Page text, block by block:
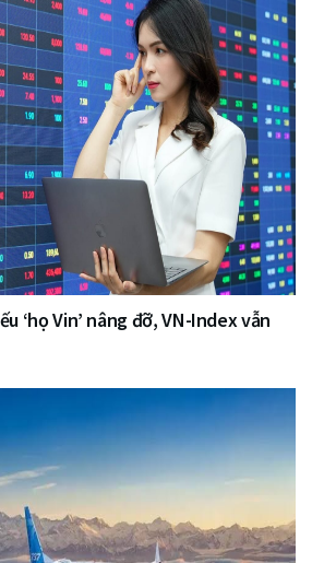
‘họ Vin’ nâng đỡ, VN-Index vẫn